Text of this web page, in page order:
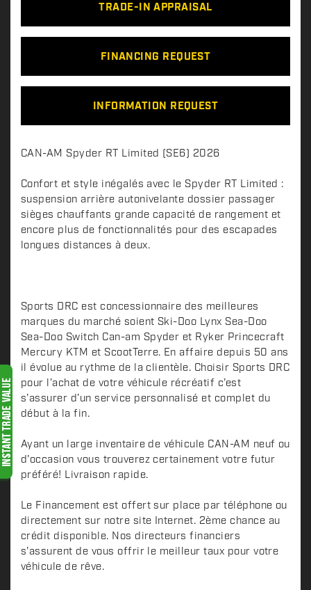
TRADE-IN APPRAISAL
FINANCING REQUEST
INFORMATION REQUEST
D
s
c
r
i
p
o
n
CAN-AM Spyder RT Limited (SE6) 2026
Confort et style inégalés avec le Spyder RT Limited :
suspension arrière autonivelante dossier passager
sièges chauffants grande capacité de rangement et
encore plus de fonctionnalités pour des escapades
longues distances à deux.
Sports DRC est concessionnaire des meilleures
marques du marché soient Ski-Doo Lynx Sea-Doo
Sea-Doo Switch Can-am Spyder et Ryker Princecraft
Mercury KTM et ScootTerre. En affaire depuis 50 ans
il évolue au rythme de la clientèle. Choisir Sports DRC
pour l’achat de votre véhicule récréatif c’est
s’assurer d’un service personnalisé et complet du
début à la fin.
Ayant un large inventaire de véhicule CAN-AM neuf ou
d'occasion vous trouverez certainement votre futur
préféré! Livraison rapide.
Le Financement est offert sur place par téléphone ou
directement sur notre site Internet. 2ème chance au
crédit disponible. Nos directeurs financiers
s'assurent de vous offrir le meilleur taux pour votre
véhicule de rêve.